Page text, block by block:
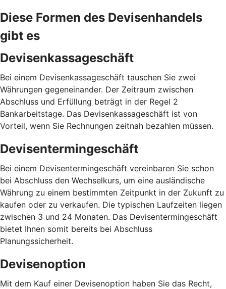
Diese Formen des Devisenhandels
gibt es
Devisenkassageschäft
Bei einem Devisenkassageschäft tauschen Sie zwei
Währungen gegeneinander. Der Zeitraum zwischen
Abschluss und Erfüllung beträgt in der Regel 2
Bankarbeitstage. Das Devisenkassageschäft ist von
Vorteil, wenn Sie Rechnungen zeitnah bezahlen müssen.
Devisentermingeschäft
Bei einem Devisentermingeschäft vereinbaren Sie schon
bei Abschluss den Wechselkurs, um eine ausländische
Währung zu einem bestimmten Zeitpunkt in der Zukunft zu
kaufen oder zu verkaufen. Die typischen Laufzeiten liegen
zwischen 3 und 24 Monaten. Das Devisentermingeschäft
bietet Ihnen somit bereits bei Abschluss
Planungssicherheit.
Devisenoption
Mit dem Kauf einer Devisenoption haben Sie das Recht,